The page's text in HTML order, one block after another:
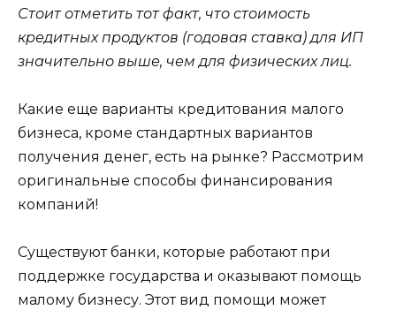
Стоит отметить тот факт, что стоимость
кредитных продуктов (годовая ставка) для ИП
значительно выше, чем для физических лиц.
Какие еще варианты кредитования малого
бизнеса, кроме стандартных вариантов
получения денег, есть на рынке? Рассмотрим
оригинальные способы финансирования
компаний!
Существуют банки, которые работают при
поддержке государства и оказывают помощь
малому бизнесу. Этот вид помощи может